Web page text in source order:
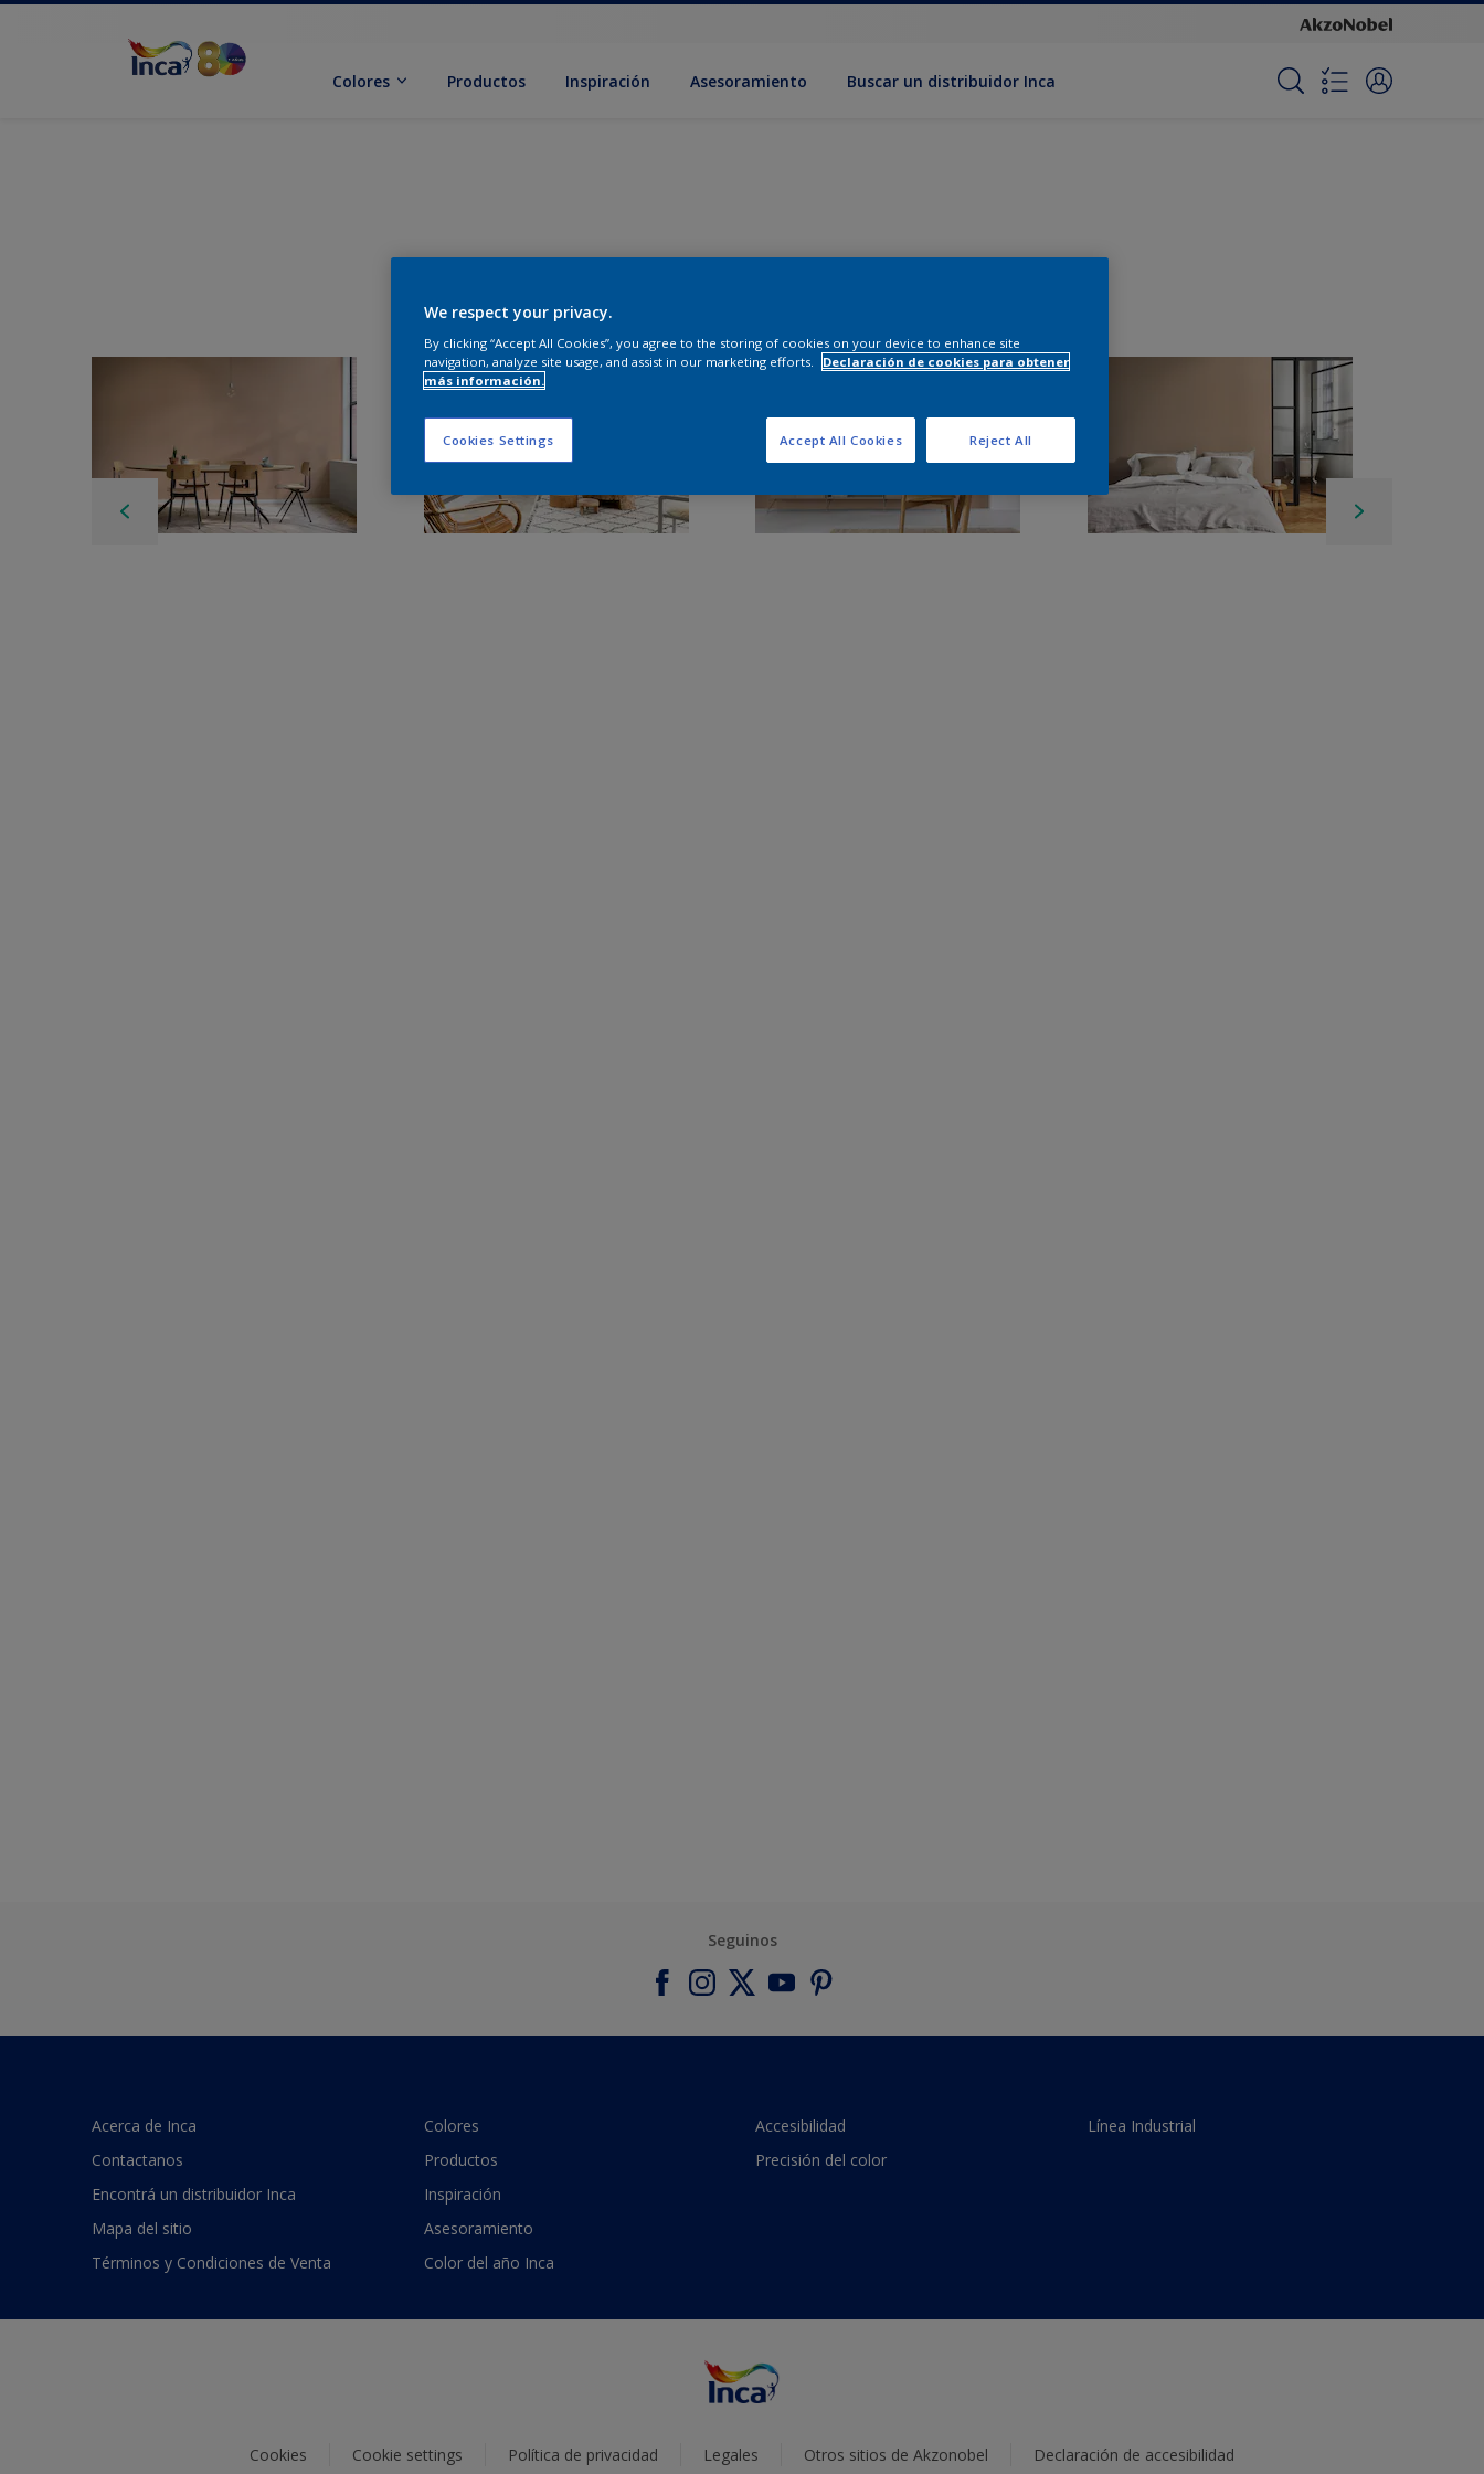
Colores Productos Inspiración Asesoramiento Buscar un distribuidor Inca
Seguinos
Acerca de Inca
Contactanos
Encontrá un distribuidor Inca
Mapa del sitio
Términos y Condiciones de Venta
Colores
Productos
Inspiración
Asesoramiento
Color del año Inca
Accesibilidad
Precisión del color
Línea Industrial
Cookies Cookie settings Política de privacidad Legales Otros sitios de Akzonobel Declaración de accesibilidad
We respect your privacy.
By clicking “Accept All Cookies”, you agree to the storing of cookies on your device to enhance site
navigation, analyze site usage, and assist in our marketing efforts.
Declaración de cookies para obtener
más información.
Cookies Settings Reject All
Accept All Cookies